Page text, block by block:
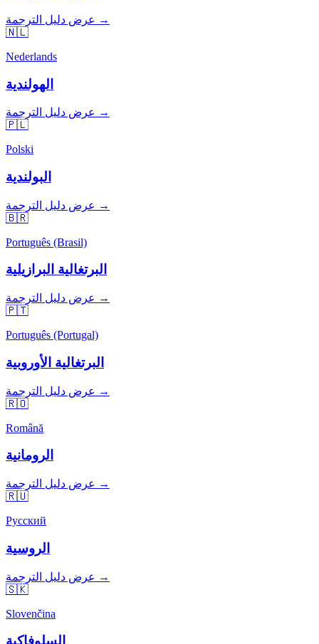
عرض دليل الترجمة →
🇳🇱
Nederlands
الهولندية
عرض دليل الترجمة →
🇵🇱
Polski
البولندية
عرض دليل الترجمة →
🇧🇷
Português (Brasil)
البرتغالية البرازيلية
عرض دليل الترجمة →
🇵🇹
Português (Portugal)
البرتغالية الأوروبية
عرض دليل الترجمة →
🇷🇴
Română
الرومانية
عرض دليل الترجمة →
🇷🇺
Русский
الروسية
عرض دليل الترجمة →
🇸🇰
Slovenčina
السلوفاكية